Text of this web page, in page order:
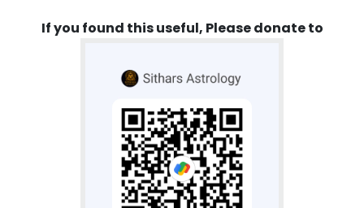
If you found this useful, Please donate to